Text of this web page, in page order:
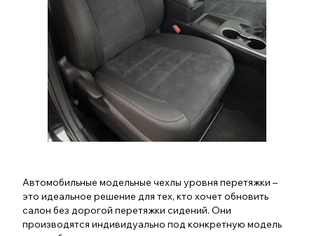
Автомобильные модельные чехлы уровня перетяжки –
это идеальное решение для тех, кто хочет обновить
салон без дорогой перетяжки сидений. Они
производятся индивидуально под конкретную модель